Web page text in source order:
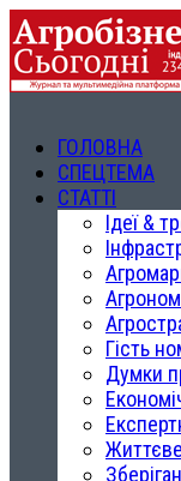
ГОЛОВНА
СПЕЦТЕМА
СТАТТІ
Ідеї &
Гість
Думки